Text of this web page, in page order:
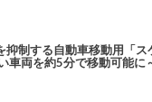
抑制する自動車移動用「
車両を約5分で移動可能に